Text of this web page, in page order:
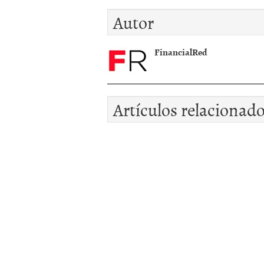
econÃ³mica mundial
Autor
FinancialRed
Artículos